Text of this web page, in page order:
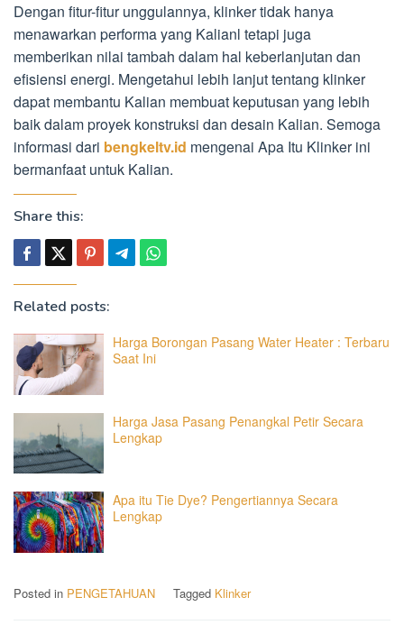
Dengan fitur-fitur unggulannya, klinker tidak hanya
menawarkan performa yang Kalianl tetapi juga
memberikan nilai tambah dalam hal keberlanjutan dan
efisiensi energi. Mengetahui lebih lanjut tentang klinker
dapat membantu Kalian membuat keputusan yang lebih
baik dalam proyek konstruksi dan desain Kalian. Semoga
informasi dari bengkeltv.id mengenai Apa Itu Klinker ini
bermanfaat untuk Kalian.
Share this:
Related posts:
Harga Borongan Pasang Water Heater : Terbaru
Saat Ini
Harga Jasa Pasang Penangkal Petir Secara
Lengkap
Apa itu Tie Dye? Pengertiannya Secara
Lengkap
Posted in PENGETAHUAN Tagged Klinker